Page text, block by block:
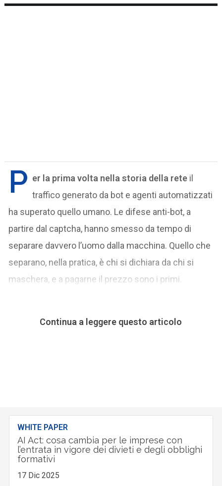
P er la prima volta nella storia della rete il
traffico generato da bot e agenti automatizzati
ha superato quello umano. Le difese anti-bot, a
partire dal captcha, hanno smesso da tempo di
separare davvero l’uomo dalla macchina. Quello che
separano, nella pratica, è chi si dichiara da chi si
maschera, e a pagarne il prezzo sono i primi.
Continua a leggere questo articolo
WHITE PAPER
AI Act: cosa cambia per le imprese con
l’entrata in vigore dei divieti e degli obblighi
formativi
17 Dic 2025